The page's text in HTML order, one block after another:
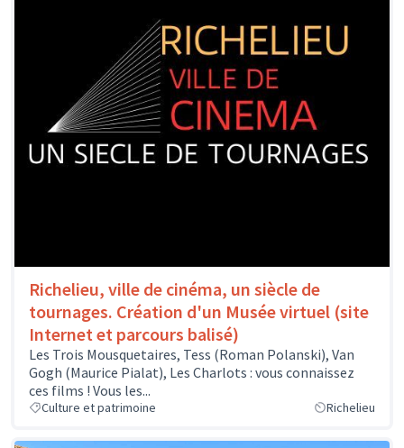
Richelieu, ville de cinéma, un siècle de
tournages. Création d'un Musée virtuel (site
Internet et parcours balisé)
Les Trois Mousquetaires, Tess (Roman Polanski), Van
Gogh (Maurice Pialat), Les Charlots : vous connaissez
ces films ! Vous les...
Culture et patrimoine Richelieu